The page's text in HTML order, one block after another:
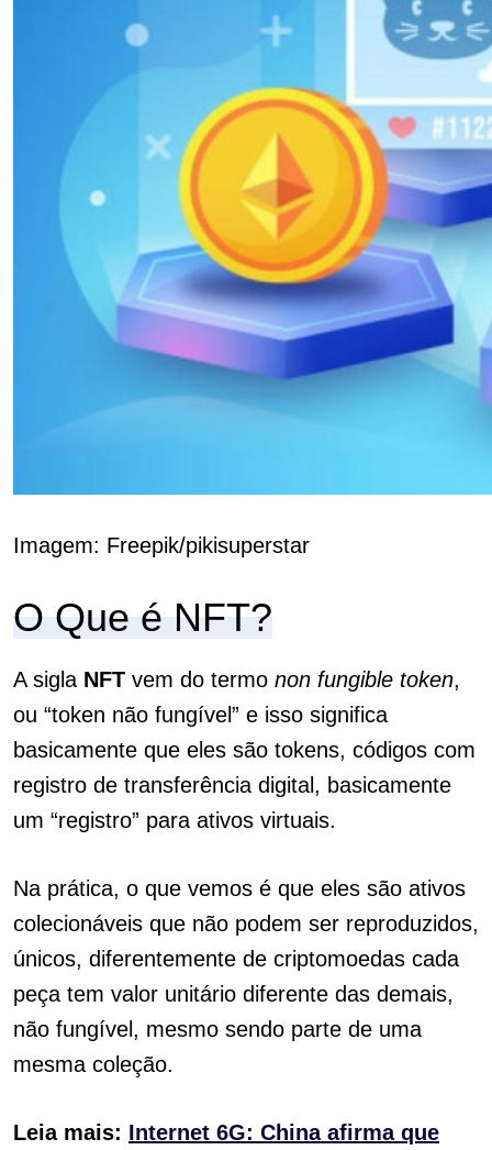
Imagem: Freepik/pikisuperstar
O Que é NFT?
A sigla NFT vem do termo non fungible token,
ou “token não fungível” e isso significa
basicamente que eles são tokens, códigos com
registro de transferência digital, basicamente
um “registro” para ativos virtuais.
Na prática, o que vemos é que eles são ativos
colecionáveis que não podem ser reproduzidos,
únicos, diferentemente de criptomoedas cada
peça tem valor unitário diferente das demais,
não fungível, mesmo sendo parte de uma
mesma coleção.
Leia mais: Internet 6G: China afirma que